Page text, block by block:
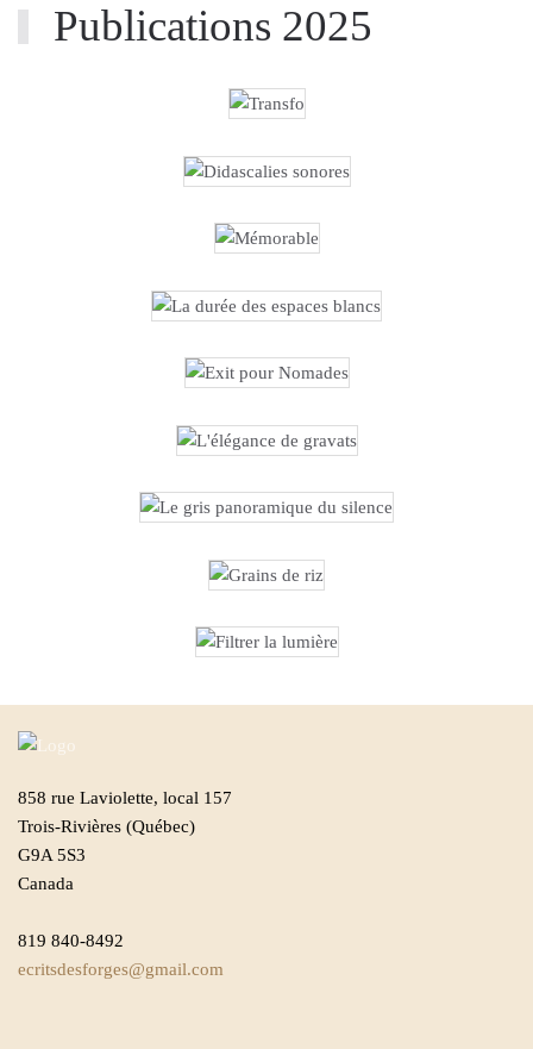
Publications 2025
858 rue Laviolette, local 157
Trois-Rivières (Québec)
G9A 5S3
Canada
819 840-8492
ecritsdesforges@gmail.com